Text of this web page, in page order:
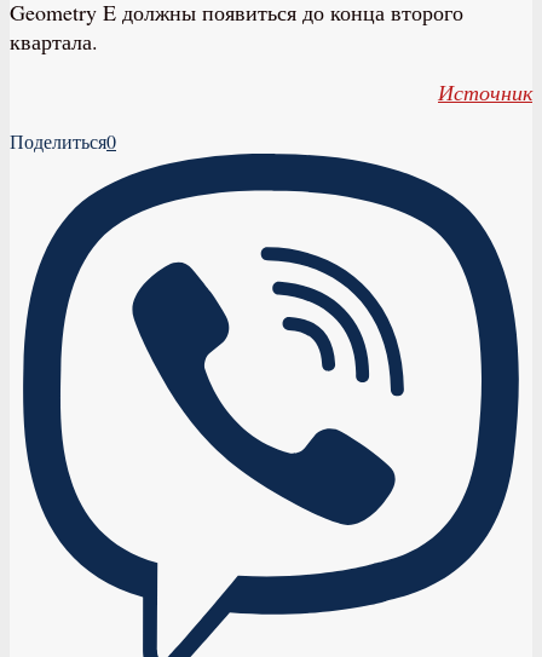
Geometry E должны появиться до конца второго
квартала.
Источник
Поделиться0